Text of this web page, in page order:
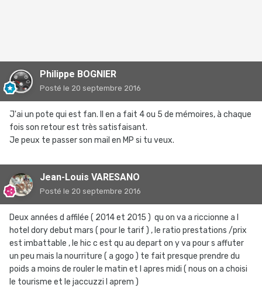
Philippe BOGNIER
Posté le 20 septembre 2016
J'ai un pote qui est fan. Il en a fait 4 ou 5 de mémoires, à chaque
fois son retour est très satisfaisant.
Je peux te passer son mail en MP si tu veux.
Jean-Louis VARESANO
Posté le 20 septembre 2016
Deux années d affilée ( 2014 et 2015 ) qu on va a riccionne a l
hotel dory debut mars ( pour le tarif ) , le ratio prestations /prix
est imbattable , le hic c est qu au depart on y va pour s affuter
un peu mais la nourriture ( a gogo ) te fait presque prendre du
poids a moins de rouler le matin et l apres midi ( nous on a choisi
le tourisme et le jaccuzzi l aprem )